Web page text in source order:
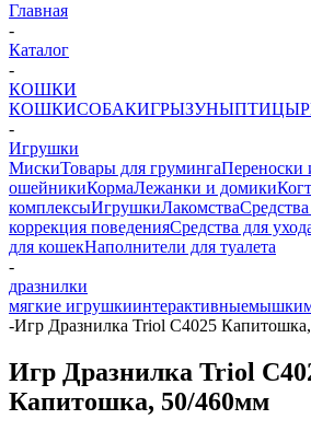
Главная
-
Каталог
-
КОШКИ
КОШКИСОБАКИГРЫЗУНЫПТИЦЫ
-
Игрушки
МискиТовары для грумингаПереноски
ошейникиКормаЛежанки и домики
комплексыИгрушкиЛакомства
коррекция поведенияСредства для
для кошекНаполнители для туалета
-
дразнилки
мягкие игрушкиинтерактивныемышки
-Игр Дразнилка Triol C4025
Игр Дразнилка Triol
Капитошка, 50/460мм